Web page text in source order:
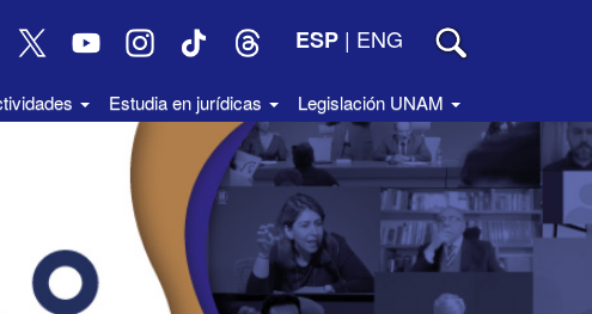
ESP | ENG
Estudia en jurídicas Legislación UNAM